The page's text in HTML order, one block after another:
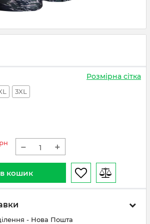
3XL
Розмірна сітка
− +
кошик
- Нова Пошта